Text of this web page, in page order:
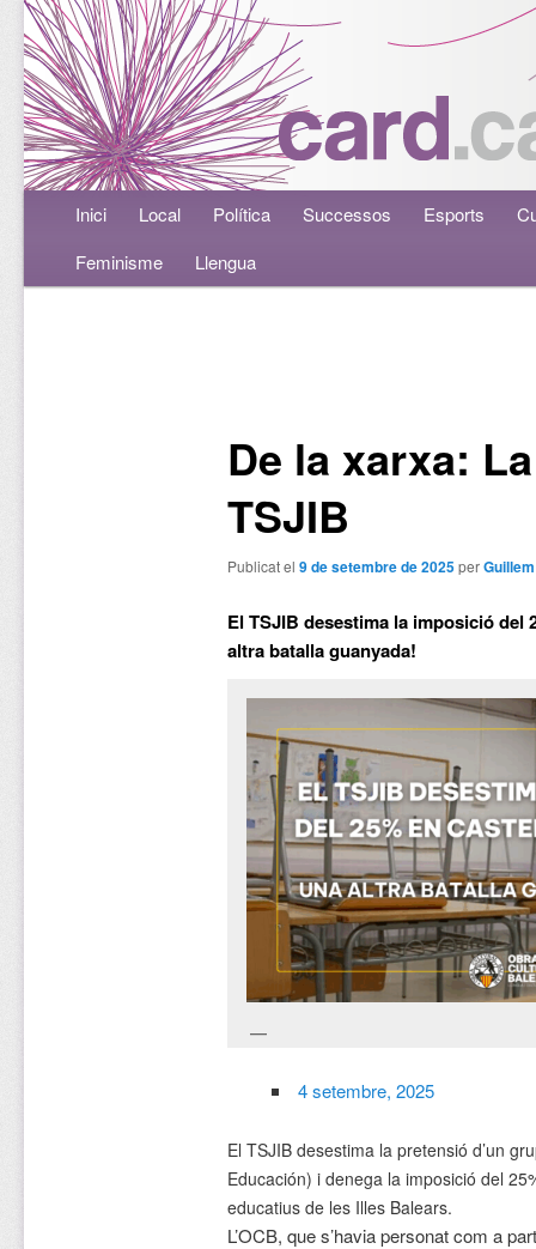
Menú principalAneu al contingut principal
Aneu al contingut secundari
Inici Local Política Successos Esports
Feminisme
Llengua
De la xarxa:
TSJIB
Publicat el 9 de setembre de 2025per
El TSJIB desestima la imposició del
altra batalla guanyada!
4 setembre, 2025
El TSJIB desestima la pretensió d’un
Educación) i denega la imposició del
educatius de les Illes Balears.
L’OCB, que s’havia personat com a